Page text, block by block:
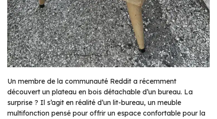
Un membre de la communauté Reddit a récemment
découvert un plateau en bois détachable d’un bureau. La
surprise ? Il s’agit en réalité d’un lit-bureau, un meuble
multifonction pensé pour offrir un espace confortable pour la